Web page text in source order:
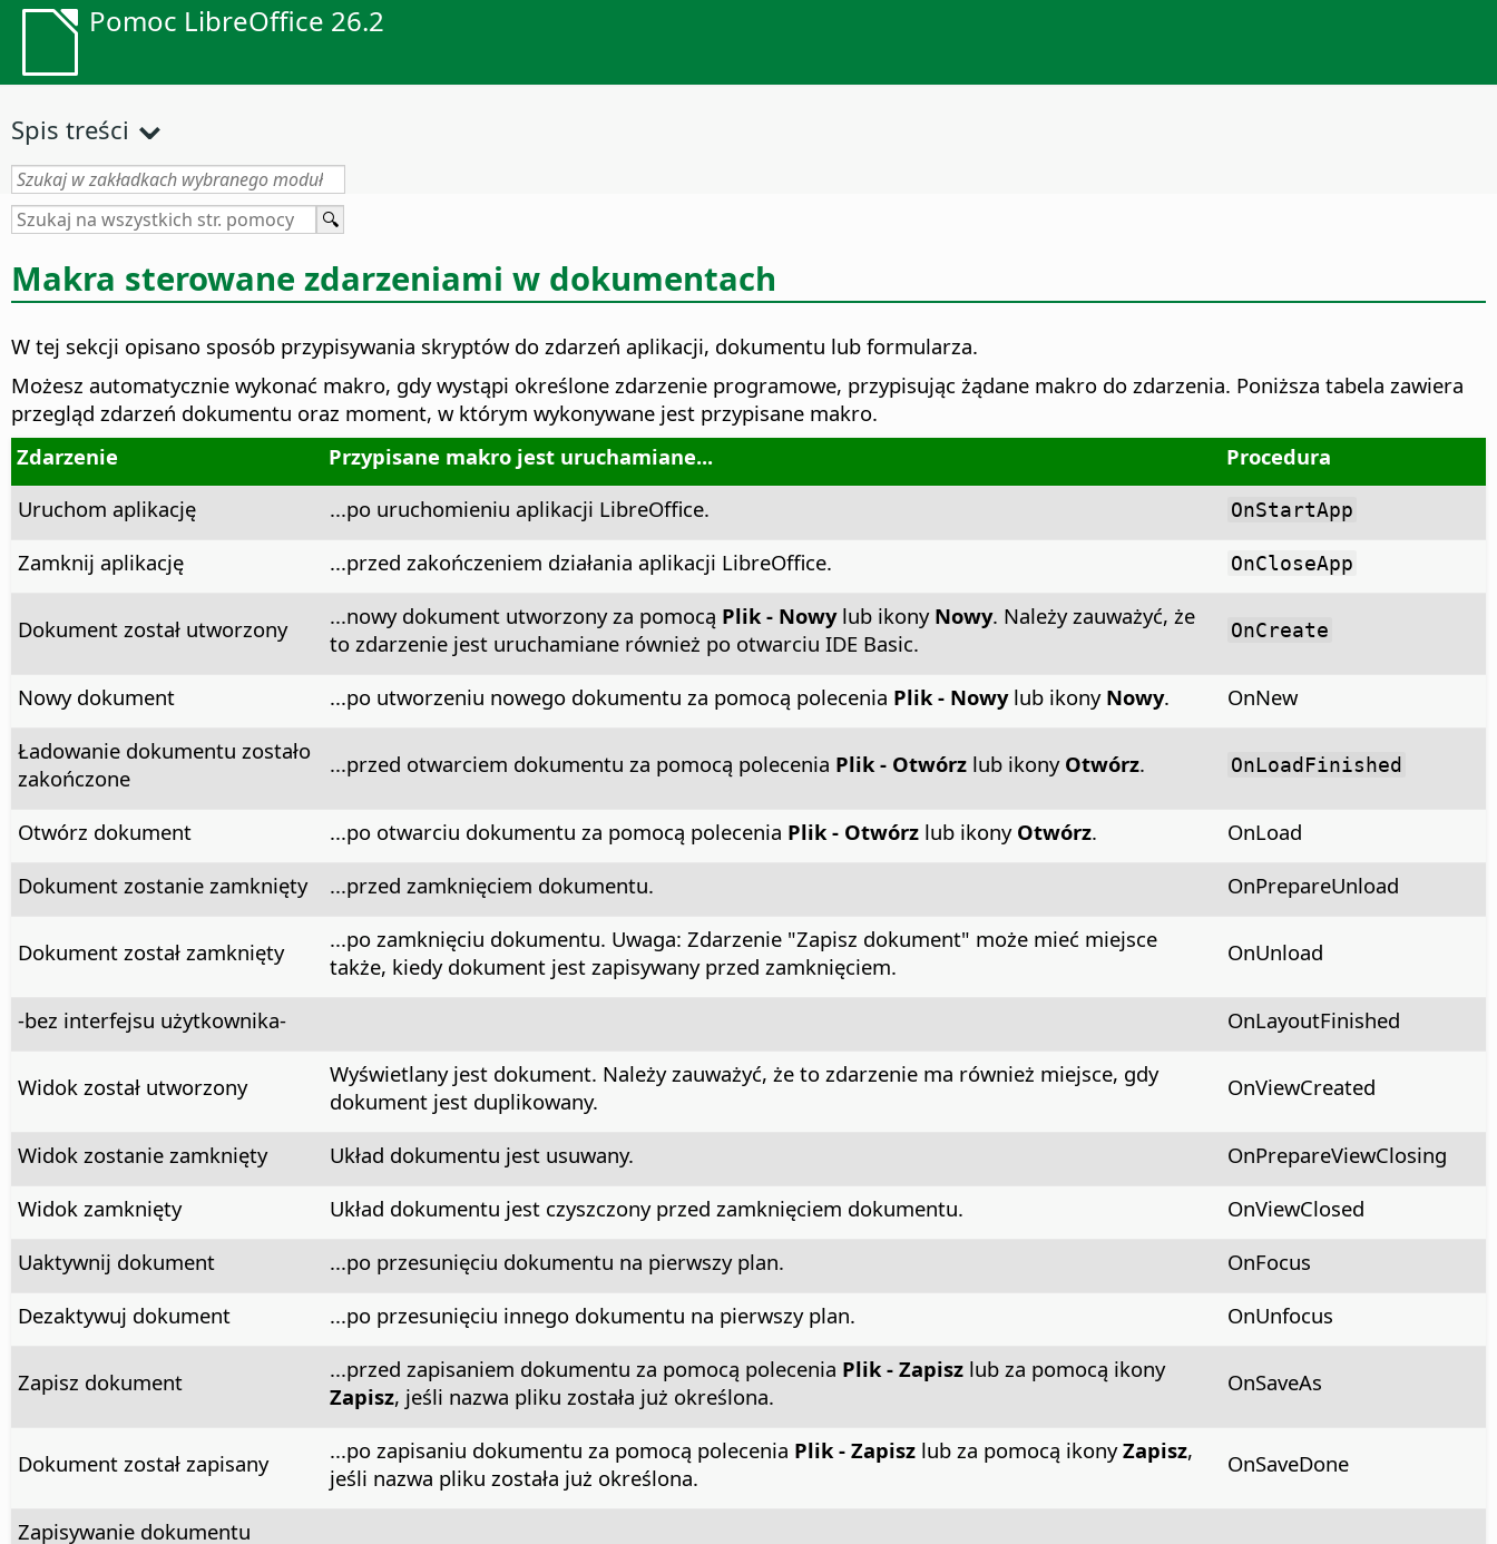
Pomoc LibreOffice 26.2
Spis treści
Makra sterowane zdarzeniami w dokumentach
W tej sekcji opisano sposób przypisywania skryptów do zdarzeń aplikacji, dokumentu lub formularza.
Możesz automatycznie wykonać makro, gdy wystąpi określone zdarzenie programowe, przypisując żądane makro do zdarzenia. Poniższa tabela zawiera
przegląd zdarzeń dokumentu oraz moment, w którym wykonywane jest przypisane makro.
Zdarzenie
Przypisane makro jest uruchamiane...
Procedura
Uruchom aplikację
...po uruchomieniu aplikacji LibreOffice. OnStartApp
Zamknij aplikację ...przed zakończeniem działania aplikacji LibreOffice. OnCloseApp
Dokument został utworzony ...nowy dokument utworzony za pomocą Plik - Nowylub ikony Nowy. Należy zauważyć, że
to zdarzenie jest uruchamiane również po otwarciu IDE Basic.
OnCreate
Nowy dokument ...po utworzeniu nowego dokumentu za pomocą polecenia Plik - Nowylub ikony Nowy.
OnNew
Ładowanie dokumentu zostało
zakończone
...przed otwarciem dokumentu za pomocą polecenia Plik - Otwórzlub ikony Otwórz. OnLoadFinished
Otwórz dokument ...po otwarciu dokumentu za pomocą polecenia Plik - Otwórzlub ikony Otwórz.
OnLoad
Dokument zostanie zamknięty
...przed zamknięciem dokumentu. OnPrepareUnload
Dokument został zamknięty
...po zamknięciu dokumentu. Uwaga: Zdarzenie "Zapisz dokument" może mieć miejsce
także, kiedy dokument jest zapisywany przed zamknięciem.
OnUnload
-bez interfejsu użytkownika- OnLayoutFinished
Widok został utworzony
Wyświetlany jest dokument. Należy zauważyć, że to zdarzenie ma również miejsce, gdy
dokument jest duplikowany.
OnViewCreated
Widok zostanie zamknięty Układ dokumentu jest usuwany.
OnPrepareViewClosing
Widok zamknięty
Układ dokumentu jest czyszczony przed zamknięciem dokumentu.
OnViewClosed
Uaktywnij dokument
...po przesunięciu dokumentu na pierwszy plan.
OnFocus
Dezaktywuj dokument
...po przesunięciu innego dokumentu na pierwszy plan. OnUnfocus
Zapisz dokument ...przed zapisaniem dokumentu za pomocą polecenia Plik - Zapiszlub za pomocą ikony
Zapisz, jeśli nazwa pliku została już określona.
OnSaveAs
Dokument został zapisany ...po zapisaniu dokumentu za pomocą polecenia Plik - Zapiszlub za pomocą ikonyZapisz,
jeśli nazwa pliku została już określona.
OnSaveDone
Zapisywanie dokumentu